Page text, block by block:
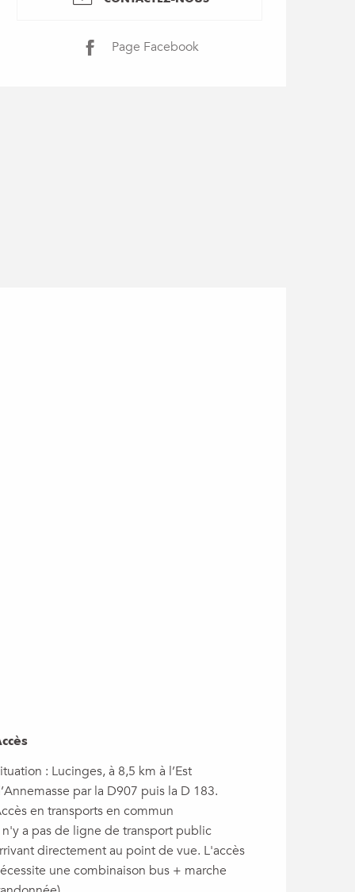
Page Facebook
: Lucinges, à 8,5 km à l’Est
par la D907 puis la D 183.
en transports en commun
n'y a pas de ligne de transport public
directement au point de vue. L'accès
une combinaison bus + marche